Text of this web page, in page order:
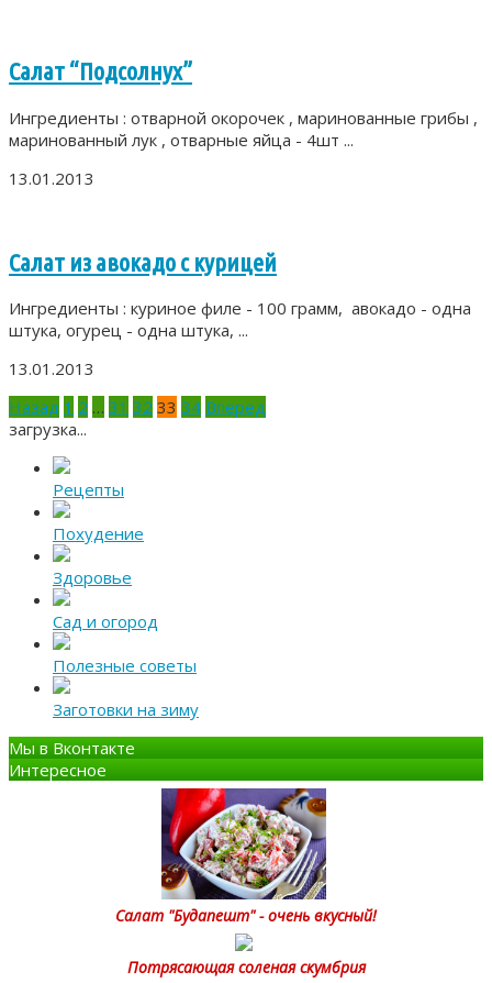
Салат “Подсолнух”
Ингредиенты : отварной окорочек , маринованные грибы ,
маринованный лук , отварные яйца - 4шт ...
13.01.2013
Салат из авокадо с курицей
Ингредиенты : куриное филе - 100 грамм, авокадо - одна
штука, огурец - одна штука, ...
13.01.2013
Пагинация
записей
Назад 1 2 … 31 32 33 34 Вперед
загрузка...
Рецепты
Похудение
Здоровье
Сад и огород
Полезные советы
Заготовки на зиму
Мы в Вконтакте
Интересное
Салат "Будапешт" - очень вкусный!
Потрясающая соленая скумбрия